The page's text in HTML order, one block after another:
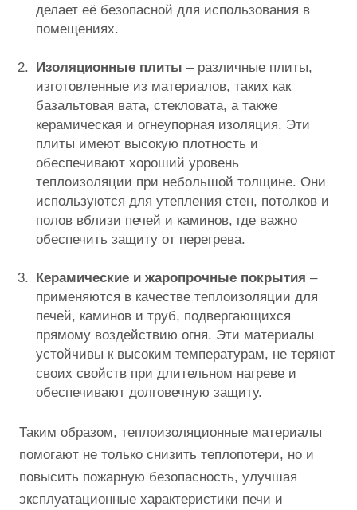
делает её безопасной для использования в
помещениях.
Изоляционные плиты – различные плиты,
изготовленные из материалов, таких как
базальтовая вата, стекловата, а также
керамическая и огнеупорная изоляция. Эти
плиты имеют высокую плотность и
обеспечивают хороший уровень
теплоизоляции при небольшой толщине. Они
используются для утепления стен, потолков и
полов вблизи печей и каминов, где важно
обеспечить защиту от перегрева.
Керамические и жаропрочные покрытия –
применяются в качестве теплоизоляции для
печей, каминов и труб, подвергающихся
прямому воздействию огня. Эти материалы
устойчивы к высоким температурам, не теряют
своих свойств при длительном нагреве и
обеспечивают долговечную защиту.
Таким образом, теплоизоляционные материалы
помогают не только снизить теплопотери, но и
повысить пожарную безопасность, улучшая
эксплуатационные характеристики печи и